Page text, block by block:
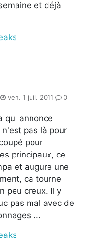
et déjà
ven. 1 juil. 2011
0
qui annonce
pas là pour
pour
principaux, ce
et augure une
ca tourne
peu creux. Il y
pas mal avec de
...